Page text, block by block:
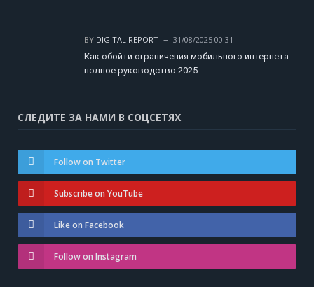
BY DIGITAL REPORT
31/08/2025 00:31
Как обойти ограничения мобильного интернета:
полное руководство 2025
СЛЕДИТЕ ЗА НАМИ В СОЦСЕТЯХ
Follow on Twitter
Subscribe on YouTube
Like on Facebook
Follow on Instagram